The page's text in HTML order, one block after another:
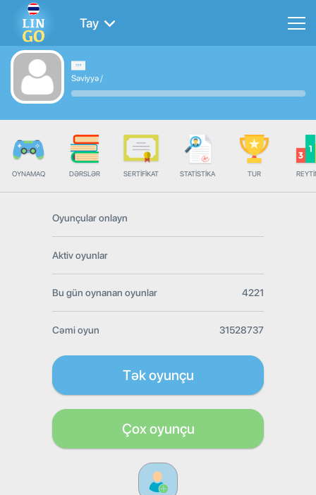
Tay
Səviyyə/
OYNAMAQ DƏRSLƏR SERTIFIKAT STATISTIKA TUR
Oyunçular onlayn
Aktiv oyunlar
Bu gün oynanan oyunlar 4221
Cəmi oyun 31528737
Tək oyunçu
Çox oyunçu